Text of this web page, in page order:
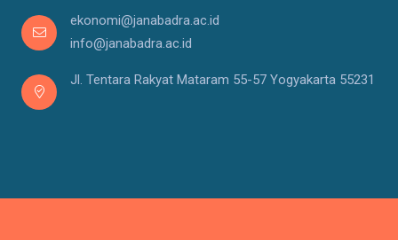
ekonomi@janabadra.ac.id
info@janabadra.ac.id
Jl. Tentara Rakyat Mataram 55-57 Yogyakarta 55231